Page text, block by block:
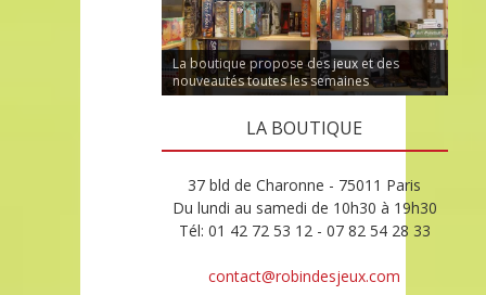
La boutique propose des jeux et des
nouveautés toutes les semaines
LA BOUTIQUE
37 bld de Charonne - 75011 Paris
Du lundi au samedi de 10h30 à 19h30
Tél: 01 42 72 53 12 - 07 82 54 28 33
contact@robindesjeux.com